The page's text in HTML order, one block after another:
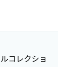
コレクショ